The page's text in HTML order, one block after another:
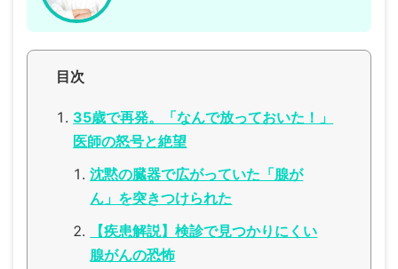
目次
35歳で再発。「なんで放っておいた！」
医師の怒号と絶望
沈黙の臓器で広がっていた「腺が
ん」を突きつけられた
【疾患解説】検診で見つかりにくい
腺がんの恐怖